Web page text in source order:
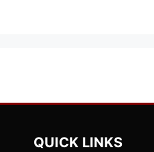
QUICK LINKS